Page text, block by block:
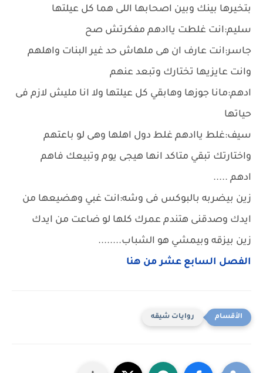
بتخيرها بينك وبين اصحابها اللى هما كل عيلتها
سليم:انت غلطت ياادهم مفكرتش صح
جاسر:انت عارف ان هى ملهاش حد غير البنات واهلهم
وانت عايزيها تختارك وتبعد عنهم
ادهم:مانا جوزها وهابقي كل عيلتها ولا انا مليش لازم فى
حياتها
سيف:غلط ياادهم غلط دول اهلها وهى لو باعتهم
واختارتك تبقي متاكد انها هيجى يوم وتبيعك فاهم
ادهم .....
زين بيضربه بالبوكس فى وشه:انت غبي وهضيعها من
ايدك وصدقنى هتندم عمرك كلها لو ضاعت من ايدك
زين بيزقه وبيمشي هو الشباب........
الفصل السابع عشر من هنا
روايات شيقه